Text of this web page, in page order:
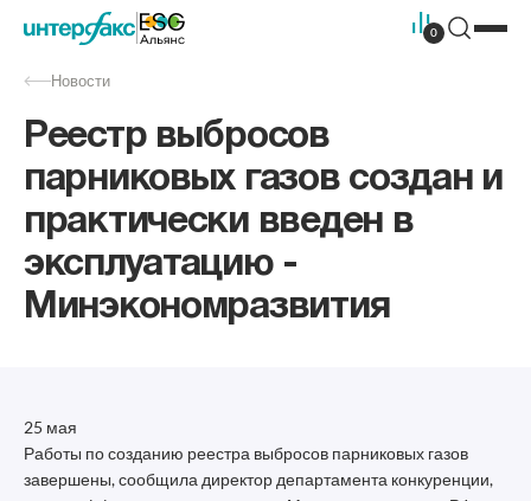
0
Новости
Реестр выбросов
парниковых газов создан и
практически введен в
эксплуатацию -
Минэкономразвития
25 мая
Работы по созданию реестра выбросов парниковых газов
завершены, сообщила директор департамента конкуренции,